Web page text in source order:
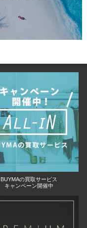
BUYMAの買取サービス
キャンペーン開催中